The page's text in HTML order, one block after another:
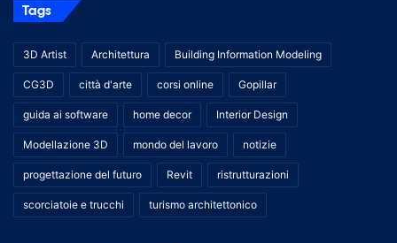
Tags
3D Artist Architettura Building Information Modeling
CG3D città d'arte corsi online Gopillar
guida ai software home decor Interior Design
Modellazione 3D mondo del lavoro notizie
progettazione del futuro Revit ristrutturazioni
scorciatoie e trucchi turismo architettonico